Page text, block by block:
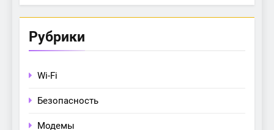
Рубрики
Wi-Fi
Безопасность
Модемы